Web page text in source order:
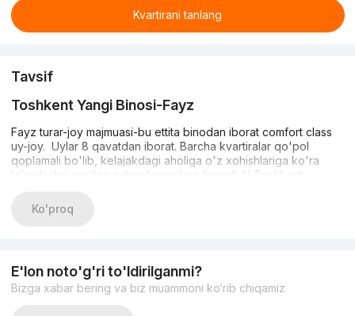
Kvartirani tanlang
Tavsif
Toshkent Yangi Binosi-Fayz
Fayz turar-joy majmuasi-bu ettita binodan iborat comfort class
uy-joy. Uylar 8 qavatdan iborat. Barcha kvartiralar qo'pol
qoplamali bo'lib, kelajakdagi aholiga o'z xohishlariga ko'ra
ta'mirlashni amalga oshirishga imkon beradi. U Toshkent
shahar shovqinidan charchagan va tinchlik va yolg'izlikni
izlayotganlarga yoqadi. Shu bilan birga, yaqin atrofda turli xil
do'konlar, kafelar, maktablar, dorixonalar, istirohat bog'i, Havas,
Ko'proq
E'lon noto'g'ri to'ldirilganmi?
Bizga xabar bering va biz muammoni ko‘rib chiqamiz